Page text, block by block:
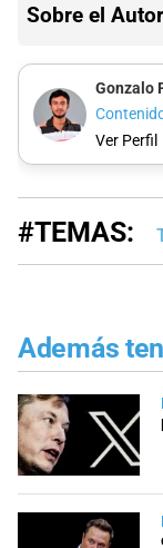
Sobre el Autor
Gonzalo
Ver Perfil
#TEMAS:
Además